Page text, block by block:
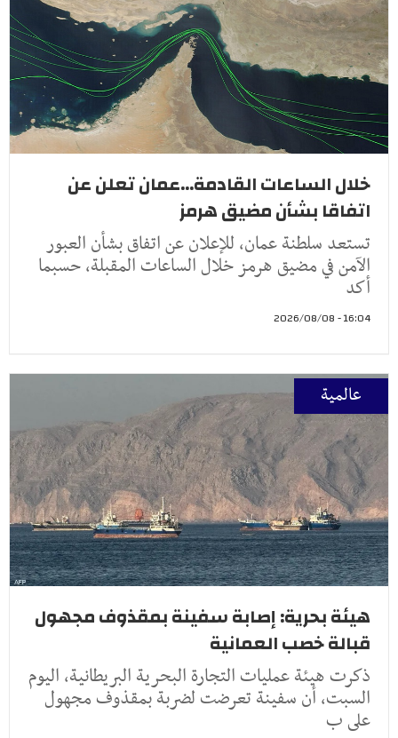
خلال الساعات القادمة...عمان تعلن عن
اتفاقا بشأن مضيق هرمز
تستعد سلطنة عمان، للإعلان عن اتفاق بشأن العبور
الآمن في مضيق هرمز خلال الساعات المقبلة، حسبما
أكد
16:04 - 2026/08/08
عالمية
هيئة بحرية: إصابة سفينة بمقذوف مجهول
قبالة خصب العمانية
ذكرت هيئة عمليات التجارة البحرية البريطانية، اليوم
السبت، أن سفينة تعرضت لضربة بمقذوف مجهول
على ب